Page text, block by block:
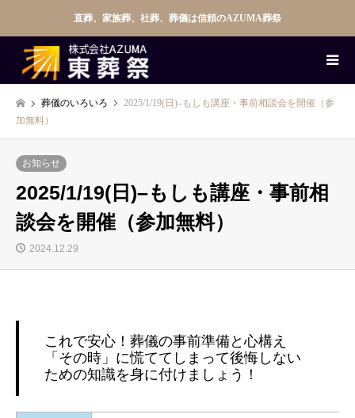
直葬、家族葬、社葬、葬儀は信頼のAZUMA葬祭
葬儀のいろいろ
2025/1/19(日)–もしも講座・事前相談会を開催（参
加無料）
お知らせ
2025/1/19(日)–もしも講座・事前相
談会を開催（参加無料）
2024.12.29
これで安心！葬儀の事前準備と心構え
「その時」に慌ててしまって後悔しない
ための知識を身に付けましょう！